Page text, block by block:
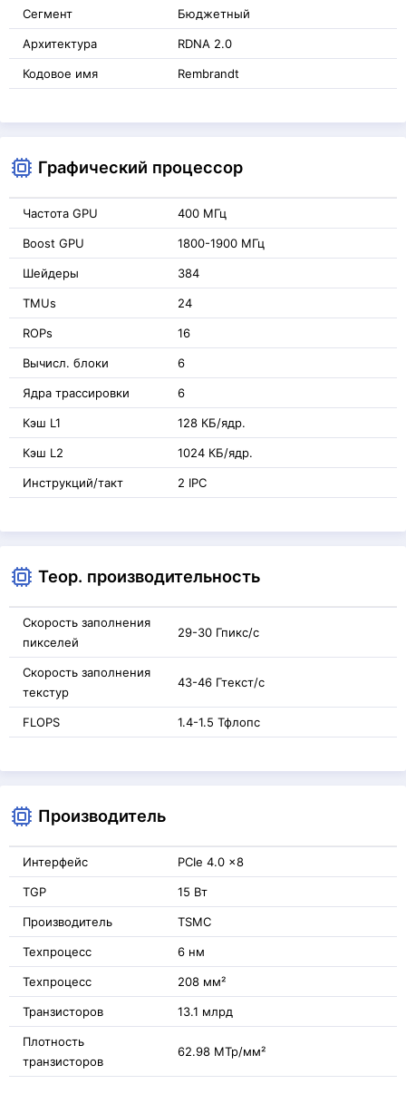
Сегмент Бюджетный
Архитектура RDNA 2.0
Кодовое имя Rembrandt
Графический процессор
Частота GPU 400 МГц
Boost GPU 1800-1900 МГц
Шейдеры 384
TMUs 24
ROPs 16
Вычисл. блоки 6
Ядра трассировки 6
Кэш L1 128 КБ/ядр.
Кэш L2 1024 КБ/ядр.
Инструкций/такт 2 IPC
Теор. производительность
Скорость заполнения
пикселей
29-30 Гпикс/с
Скорость заполнения
текстур
43-46 Гтекст/с
FLOPS 1.4-1.5 Тфлопс
Производитель
Интерфейс PCIe 4.0 x8
TGP 15 Вт
Производитель TSMC
Техпроцесс 6 нм
Техпроцесс 208 мм²
Транзисторов 13.1 млрд
Плотность
транзисторов
62.98 МТр/мм²